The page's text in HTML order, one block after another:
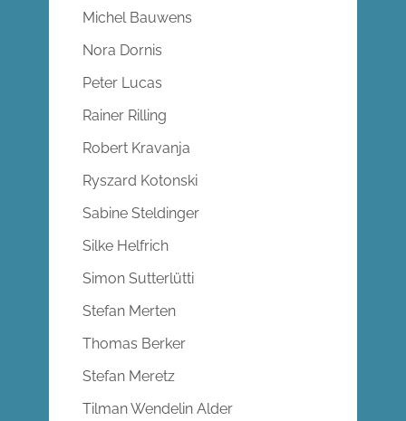
Michel Bauwens
Nora Dornis
Peter Lucas
Rainer Rilling
Robert Kravanja
Ryszard Kotonski
Sabine Steldinger
Silke Helfrich
Simon Sutterlütti
Stefan Merten
Thomas Berker
Stefan Meretz
Tilman Wendelin Alder